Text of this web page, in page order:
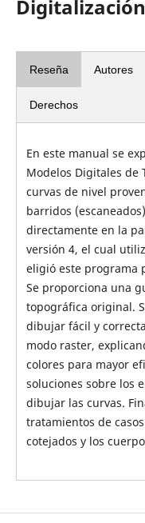
Digitalización
Reseña Autores
Derechos
En este manual se
Modelos Digitales de
curvas de nivel
barridos
directamente en la
versión 4, el cual
eligió este programa
Se proporciona una
topográfica original.
dibujar fácil y
modo raster,
colores para mayor
soluciones sobre los
dibujar las curvas.
tratamientos de
cotejados y los